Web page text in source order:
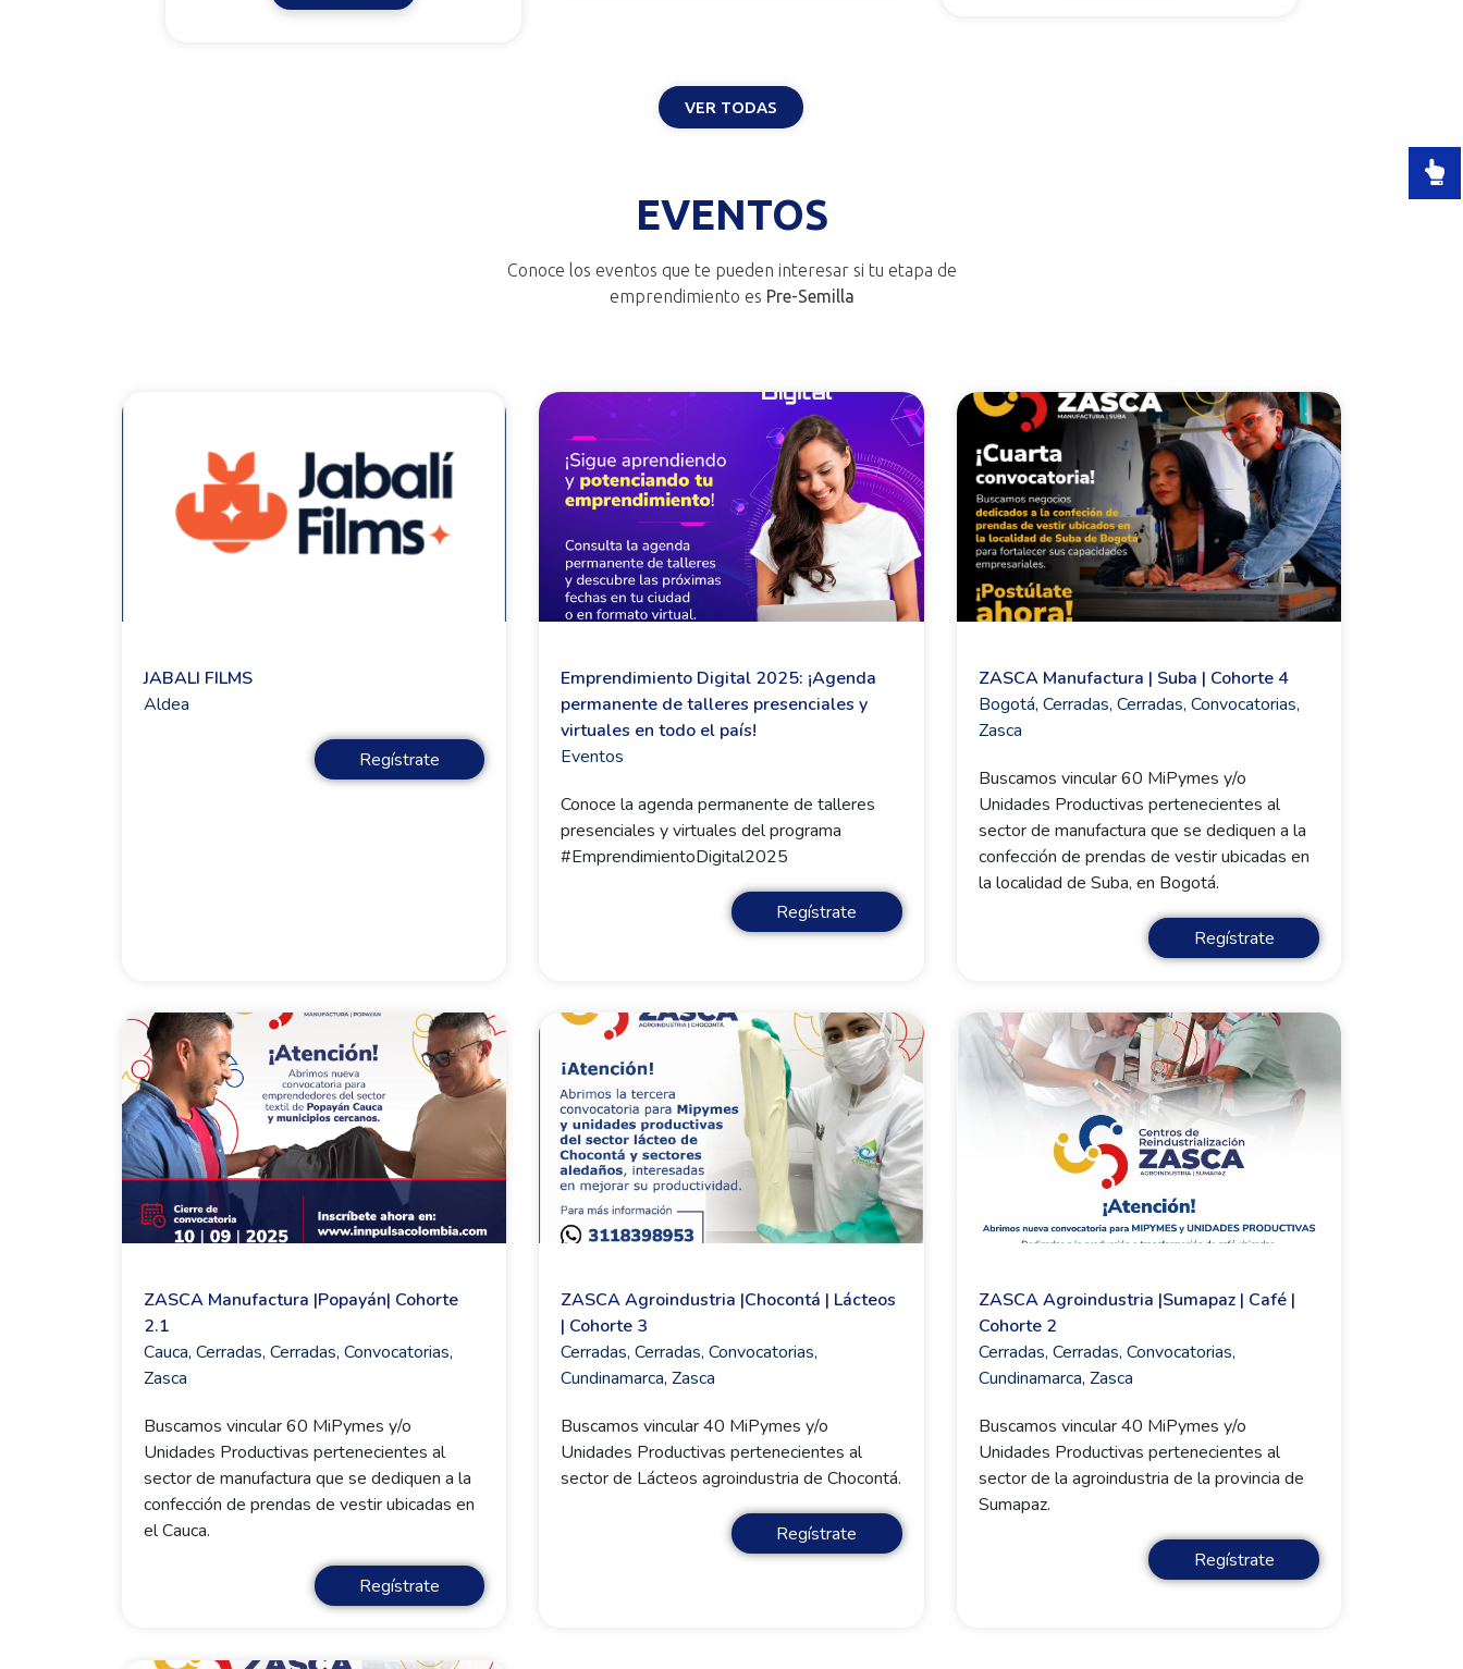
VER TODAS
EVENTOS
Conoce los eventos que te pueden interesar si tu etapa de
emprendimiento es Pre-Semilla
JABALI FILMS
Aldea
Regístrate
Emprendimiento Digital 2025: ¡Agenda
permanente de talleres presenciales y
virtuales en todo el país!
Eventos
Conoce la agenda permanente de talleres
presenciales y virtuales del programa
#EmprendimientoDigital2025
Regístrate
ZASCA Manufactura | Suba | Cohorte 4
Bogotá, Cerradas, Cerradas, Convocatorias,
Zasca
Buscamos vincular 60 MiPymes y/o
Unidades Productivas pertenecientes al
sector de manufactura que se dediquen a la
confección de prendas de vestir ubicadas en
la localidad de Suba, en Bogotá.
Regístrate
ZASCA Manufactura |Popayán| Cohorte
2.1
Cauca, Cerradas, Cerradas, Convocatorias,
Zasca
Buscamos vincular 60 MiPymes y/o
Unidades Productivas pertenecientes al
sector de manufactura que se dediquen a la
confección de prendas de vestir ubicadas en
el Cauca.
Regístrate
ZASCA Agroindustria |Chocontá | Lácteos
| Cohorte 3
Cerradas,Cerradas,Convocatorias,
Cundinamarca,Zasca
Buscamos vincular 40 MiPymes y/o
Unidades Productivas pertenecientes al
sector de Lácteos agroindustria de Chocontá.
Regístrate
ZASCA Agroindustria |Sumapaz | Café |
Cohorte 2
Cerradas, Cerradas, Convocatorias,
Cundinamarca, Zasca
Buscamos vincular 40 MiPymes y/o
Unidades Productivas pertenecientes al
sector de la agroindustria de la provincia de
Sumapaz.
Regístrate